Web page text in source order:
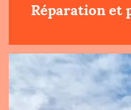
Réparation et